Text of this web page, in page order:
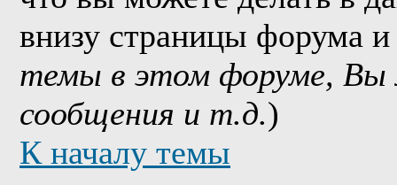
внизу страницы форума
темы в этом форуме,
сообщения и т.д.)
К началу темы